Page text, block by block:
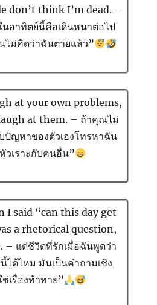
don’t think I’m dead. –
นอาทิตย์นี้คือเดินหนาต่อไป
ไม่คิดว่าฉันตายแล้ว”
at your own problems,
at them. – ถ้าคุณไม่
ปัญหาของตัวเองโทรหาฉัน
วเราะกับคนอื่น”
I said “can this day get
a rhetorical question,
– แด่ชีวิตที่รักเมื่อฉันพูดว่า
ได้ไหม มันเป็นคำถามเชิง
เรื่องท้าทาย”